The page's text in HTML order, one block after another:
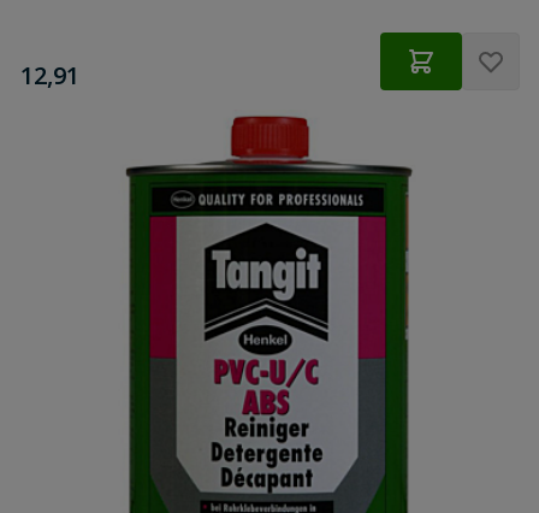
€
12,91